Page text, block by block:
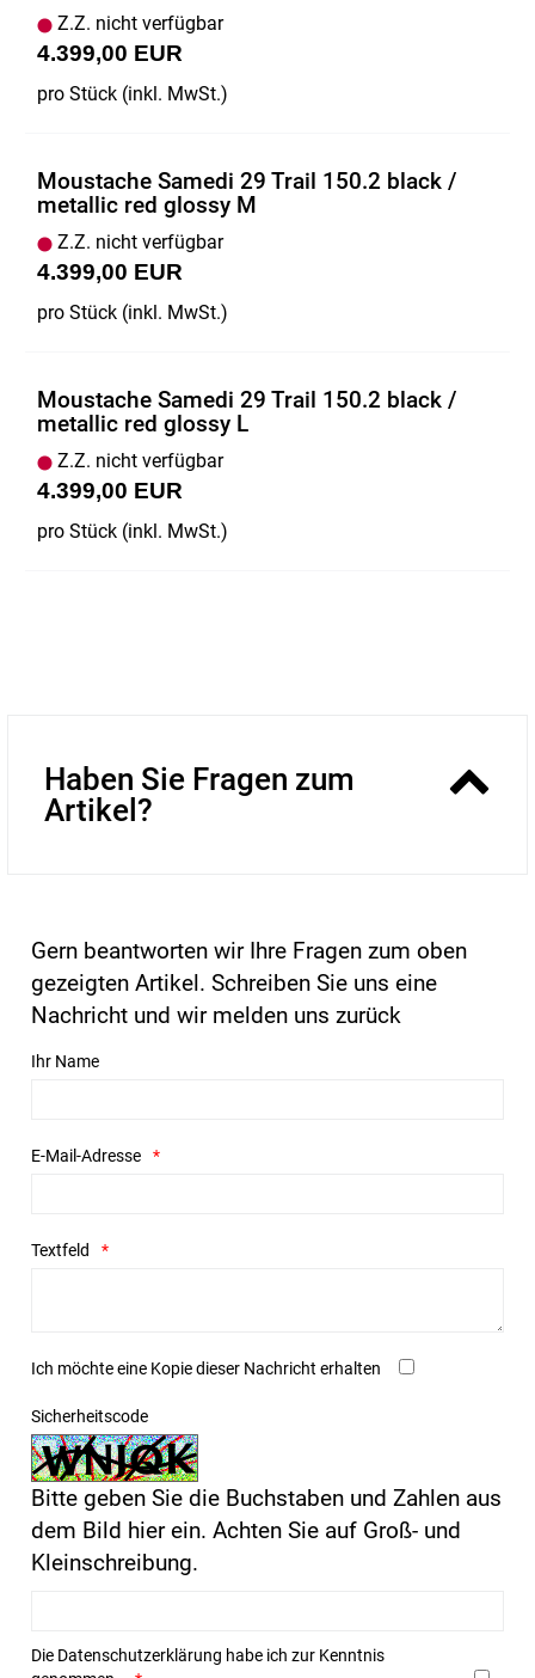
Z.Z. nicht verfügbar
4.399,00 EUR
pro Stück (inkl. MwSt.)
Moustache Samedi 29 Trail 150.2 black /
metallic red glossy M
Z.Z. nicht verfügbar
4.399,00 EUR
pro Stück (inkl. MwSt.)
Moustache Samedi 29 Trail 150.2 black /
metallic red glossy L
Z.Z. nicht verfügbar
4.399,00 EUR
pro Stück (inkl. MwSt.)
Haben Sie Fragen zum
Artikel?
Gern beantworten wir Ihre Fragen zum oben
gezeigten Artikel. Schreiben Sie uns eine
Nachricht und wir melden uns zurück
Ihr Name
E-Mail-Adresse
Textfeld
Ich möchte eine Kopie dieser Nachricht erhalten
Sicherheitscode
Bitte geben Sie die Buchstaben und Zahlen aus
dem Bild hier ein. Achten Sie auf Groß- und
Kleinschreibung.
Die Datenschutzerklärung habe ich zur Kenntnis